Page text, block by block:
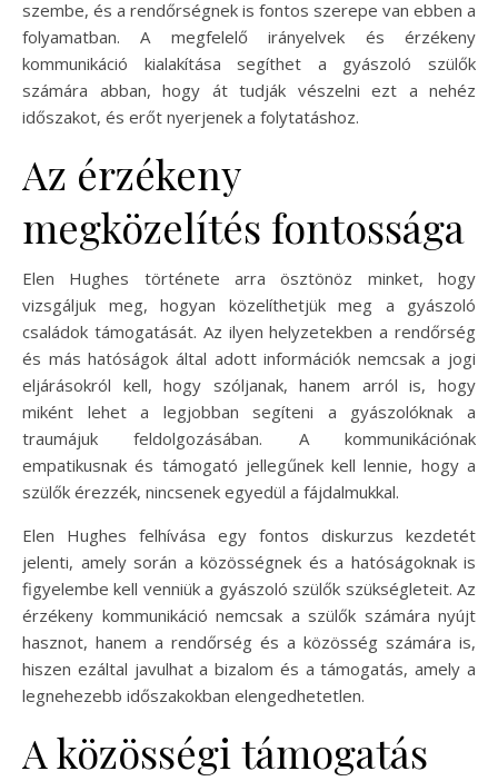
szembe, és a rendőrségnek is fontos szerepe van ebben a
folyamatban. A megfelelő irányelvek és érzékeny
kommunikáció kialakítása segíthet a gyászoló szülők
számára abban, hogy át tudják vészelni ezt a nehéz
időszakot, és erőt nyerjenek a folytatáshoz.
Az érzékeny
megközelítés fontossága
Elen Hughes története arra ösztönöz minket, hogy
vizsgáljuk meg, hogyan közelíthetjük meg a gyászoló
családok támogatását. Az ilyen helyzetekben a rendőrség
és más hatóságok által adott információk nemcsak a jogi
eljárásokról kell, hogy szóljanak, hanem arról is, hogy
miként lehet a legjobban segíteni a gyászolóknak a
traumájuk feldolgozásában. A kommunikációnak
empatikusnak és támogató jellegűnek kell lennie, hogy a
szülők érezzék, nincsenek egyedül a fájdalmukkal.
Elen Hughes felhívása egy fontos diskurzus kezdetét
jelenti, amely során a közösségnek és a hatóságoknak is
figyelembe kell venniük a gyászoló szülők szükségleteit. Az
érzékeny kommunikáció nemcsak a szülők számára nyújt
hasznot, hanem a rendőrség és a közösség számára is,
hiszen ezáltal javulhat a bizalom és a támogatás, amely a
legnehezebb időszakokban elengedhetetlen.
A közösségi támogatás